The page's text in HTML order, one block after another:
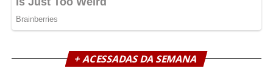
+ ACESSADAS DA SEMANA